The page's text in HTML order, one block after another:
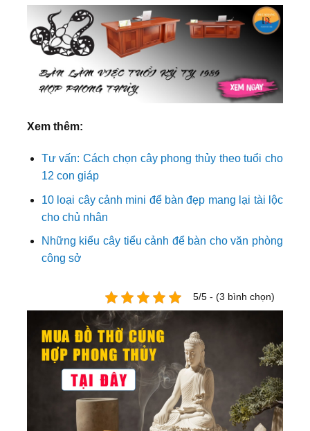
Xem thêm:
Tư vấn: Cách chọn cây phong thủy theo tuổi cho
12 con giáp
10 loại cây cảnh mini để bàn đẹp mang lại tài lộc
cho chủ nhân
Những kiểu cây tiểu cảnh để bàn cho văn phòng
công sở
5/5 - (3 bình chọn)